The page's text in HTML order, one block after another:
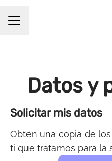
Menú de empleo
Datos y
Solicitar mis datos
Obtén una copia de
ti que tratamos para la